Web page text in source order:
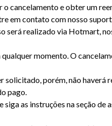
o cancelamento e obter um
em contato com nosso
será realizado via Hotmart,
momento. O
solicitado, porém, não
pago.
as instruções na seção